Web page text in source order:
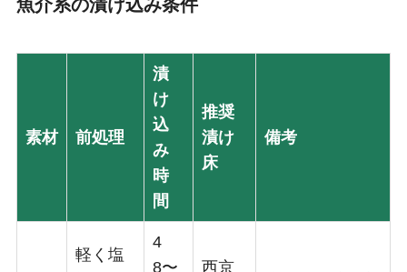
魚介系の漬け込み条件
素材 前処理
漬
け
込
み
時
間
推奨
漬け
床
備考
軽く塩
4
8〜
西京